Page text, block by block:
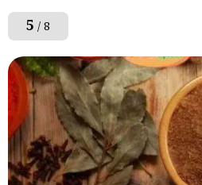
5 / 8